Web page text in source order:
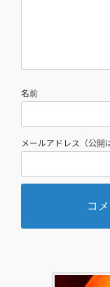
名前
メールアドレス（公開